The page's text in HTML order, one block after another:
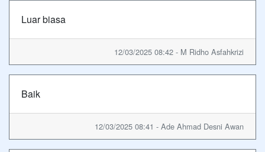
Luar biasa
12/03/2025 08:42 - M Ridho Asfahkrizi
Baik
12/03/2025 08:41 - Ade Ahmad Desni Awan